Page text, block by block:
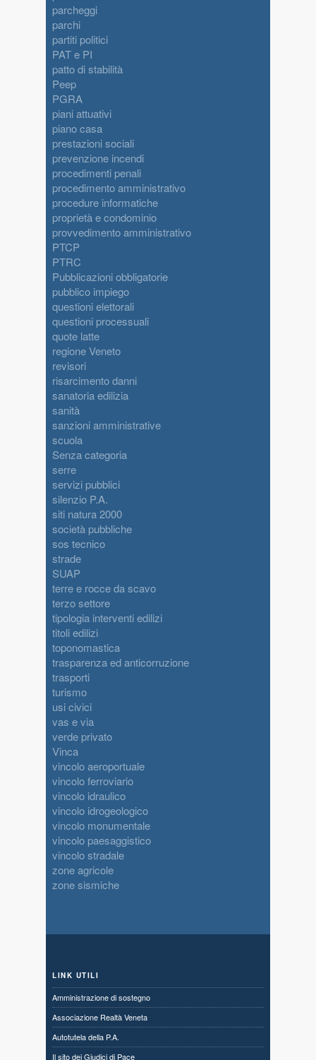
parcheggi
parchi
partiti politici
PAT e PI
patto di stabilità
Peep
PGRA
piani attuativi
piano casa
prestazioni sociali
prevenzione incendi
procedimenti penali
procedimento amministrativo
procedure informatiche
proprietà e condominio
provvedimento amministrativo
PTCP
PTRC
Pubblicazioni obbligatorie
pubblico impiego
questioni elettorali
questioni processuali
quote latte
regione Veneto
revisori
risarcimento danni
sanatoria edilizia
sanità
sanzioni amministrative
scuola
Senza categoria
serre
servizi pubblici
silenzio P.A.
siti natura 2000
società pubbliche
sos tecnico
strade
SUAP
terre e rocce da scavo
terzo settore
tipologia interventi edilizi
titoli edilizi
toponomastica
trasparenza ed anticorruzione
trasporti
turismo
usi civici
vas e via
verde privato
Vinca
vincolo aeroportuale
vincolo ferroviario
vincolo idraulico
vincolo idrogeologico
vincolo monumentale
vincolo paesaggistico
vincolo stradale
zone agricole
zone sismiche
LINK UTILI
Amministrazione di sostegno
Associazione Realtà Veneta
Autotutela della P.A.
Il sito dei Giudici di Pace